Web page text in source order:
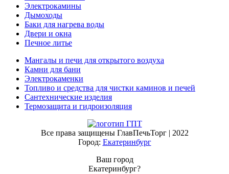
Электрокамины
Дымоходы
Баки для нагрева воды
Двери и окна
Печное литье
Мангалы и печи для открытого воздуха
Камни для бани
Электрокаменки
Топливо и средства для чистки каминов и печей
Сантехнические изделия
Термозащита и гидроизоляция
Все права защищены ГлавПечьТорг | 2022
Город: Екатеринбург
Ваш город
Екатеринбург?